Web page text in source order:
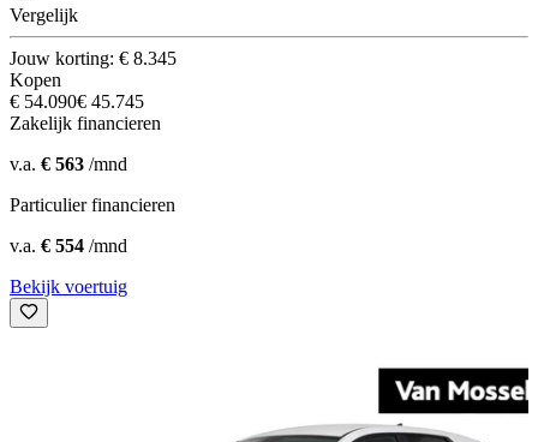
Vergelijk
Jouw korting: € 8.345
Kopen
€ 54.090€ 45.745
Zakelijk financieren
v.a. € 563 /mnd
Particulier financieren
v.a. € 554 /mnd
Bekijk voertuig